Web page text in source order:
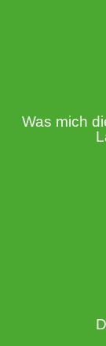
Was mich